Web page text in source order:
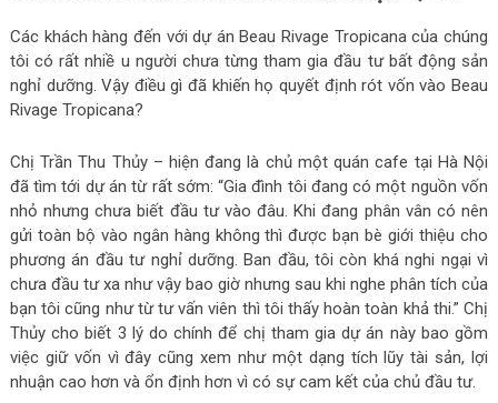
Các khách hàng đến với dự án Beau Rivage Tropicana của chúng
tôi có rất nhiề u người chưa từng tham gia đầu tư bất động sản
nghỉ dưỡng. Vậy điều gì đã khiến họ quyết định rót vốn vào Beau
Rivage Tropicana?
Chị Trần Thu Thủy – hiện đang là chủ một quán cafe tại Hà Nội
đã tìm tới dự án từ rất sớm: “Gia đình tôi đang có một nguồn vốn
nhỏ nhưng chưa biết đầu tư vào đâu. Khi đang phân vân có nên
gửi toàn bộ vào ngân hàng không thì được bạn bè giới thiệu cho
phương án đầu tư nghỉ dưỡng. Ban đầu, tôi còn khá nghi ngại vì
chưa đầu tư xa như vậy bao giờ nhưng sau khi nghe phân tích của
bạn tôi cũng như từ tư vấn viên thì tôi thấy hoàn toàn khả thi.” Chị
Thủy cho biết 3 lý do chính để chị tham gia dự án này bao gồm
việc giữ vốn vì đây cũng xem như một dạng tích lũy tài sản, lợi
nhuận cao hơn và ổn định hơn vì có sự cam kết của chủ đầu tư.